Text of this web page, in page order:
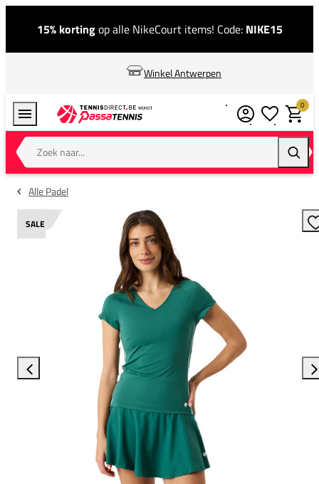
15% kortingop alle NikeCourt items! Code: NIKE15
Winkel Antwerpen
Zoek naar...
0
Alle Padel
SALE